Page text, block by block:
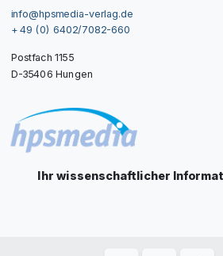
info@hpsmedia-verlag.de
+ 49 (0) 6402/7082-660
Postfach 1155
D-35406 Hungen
Ihr wissenschaftlicher